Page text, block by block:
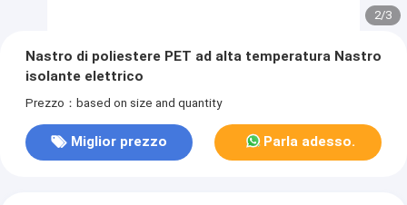
2/3
Nastro di poliestere PET ad alta temperatura Nastro
isolante elettrico
Prezzo：based on size and quantity
Miglior prezzo Parla adesso.